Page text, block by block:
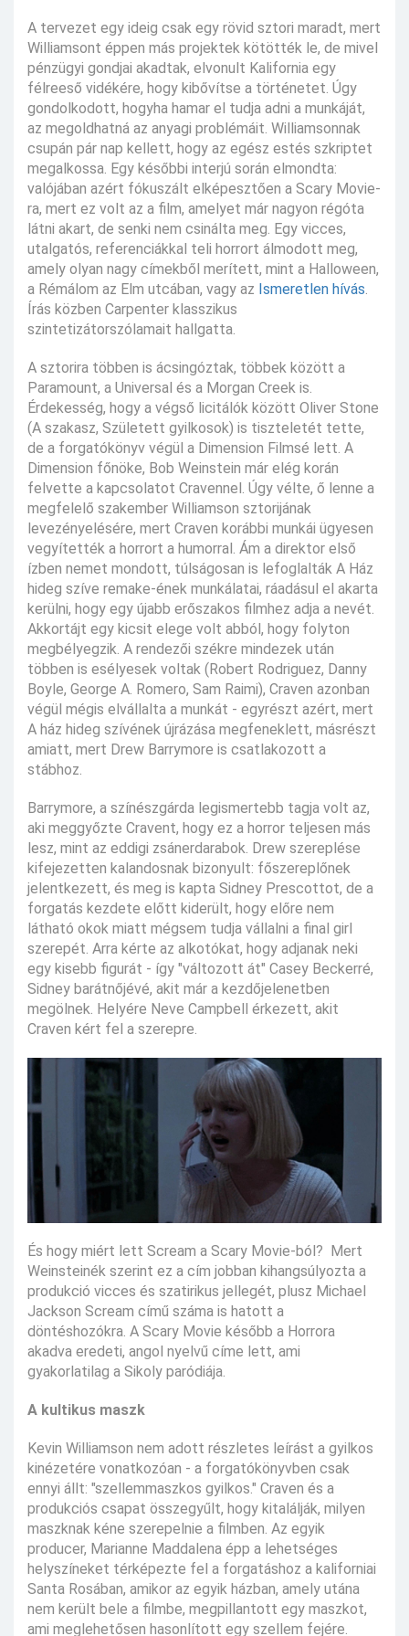
A tervezet egy ideig csak egy rövid sztori maradt, mert
Williamsont éppen más projektek kötötték le, de mivel
pénzügyi gondjai akadtak, elvonult Kalifornia egy
félreeső vidékére, hogy kibővítse a történetet. Úgy
gondolkodott, hogyha hamar el tudja adni a munkáját,
az megoldhatná az anyagi problémáit. Williamsonnak
csupán pár nap kellett, hogy az egész estés szkriptet
megalkossa. Egy későbbi interjú során elmondta:
valójában azért fókuszált elképesztően a Scary Movie-
ra, mert ez volt az a film, amelyet már nagyon régóta
látni akart, de senki nem csinálta meg. Egy vicces,
utalgatós, referenciákkal teli horrort álmodott meg,
amely olyan nagy címekből merített, mint a Halloween,
a Rémálom az Elm utcában, vagy az Ismeretlen hívás.
Írás közben Carpenter klasszikus
szintetizátorszólamait hallgatta.
A sztorira többen is ácsingóztak, többek között a
Paramount, a Universal és a Morgan Creek is.
Érdekesség, hogy a végső licitálók között Oliver Stone
(A szakasz, Született gyilkosok) is tiszteletét tette,
de a forgatókönyv végül a Dimension Filmsé lett. A
Dimension főnöke, Bob Weinstein már elég korán
felvette a kapcsolatot Cravennel. Úgy vélte, ő lenne a
megfelelő szakember Williamson sztorijának
levezényelésére, mert Craven korábbi munkái ügyesen
vegyítették a horrort a humorral. Ám a direktor első
ízben nemet mondott, túlságosan is lefoglalták A Ház
hideg szíve remake-ének munkálatai, ráadásul el akarta
kerülni, hogy egy újabb erőszakos filmhez adja a nevét.
Akkortájt egy kicsit elege volt abból, hogy folyton
megbélyegzik. A rendezői székre mindezek után
többen is esélyesek voltak (Robert Rodriguez, Danny
Boyle, George A. Romero, Sam Raimi), Craven azonban
végül mégis elvállalta a munkát - egyrészt azért, mert
A ház hideg szívének újrázása megfeneklett, másrészt
amiatt, mert Drew Barrymore is csatlakozott a
stábhoz.
Barrymore, a színészgárda legismertebb tagja volt az,
aki meggyőzte Cravent, hogy ez a horror teljesen más
lesz, mint az eddigi zsánerdarabok. Drew szereplése
kifejezetten kalandosnak bizonyult: főszereplőnek
jelentkezett, és meg is kapta Sidney Prescottot, de a
forgatás kezdete előtt kiderült, hogy előre nem
látható okok miatt mégsem tudja vállalni a final girl
szerepét. Arra kérte az alkotókat, hogy adjanak neki
egy kisebb figurát - így "változott át" Casey Beckerré,
Sidney barátnőjévé, akit már a kezdőjelenetben
megölnek. Helyére Neve Campbell érkezett, akit
Craven kért fel a szerepre.
És hogy miért lett Scream a Scary Movie-ból? Mert
Weinsteinék szerint ez a cím jobban kihangsúlyozta a
produkció vicces és szatirikus jellegét, plusz Michael
Jackson Scream című száma is hatott a
döntéshozókra. A Scary Movie később a Horrora
akadva eredeti, angol nyelvű címe lett, ami
gyakorlatilag a Sikoly paródiája.
A kultikus maszk
Kevin Williamson nem adott részletes leírást a gyilkos
kinézetére vonatkozóan - a forgatókönyvben csak
ennyi állt: "szellemmaszkos gyilkos." Craven és a
produkciós csapat összegyűlt, hogy kitalálják, milyen
maszknak kéne szerepelnie a filmben. Az egyik
producer, Marianne Maddalena épp a lehetséges
helyszíneket térképezte fel a forgatáshoz a kaliforniai
Santa Rosában, amikor az egyik házban, amely utána
nem került bele a filmbe, megpillantott egy maszkot,
ami meglehetősen hasonlított egy szellem fejére.